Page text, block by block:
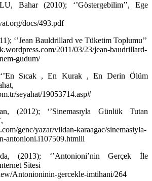
Bahar (2010); ‘’Göstergebilim’’, Ege
docs/493.pdf
‘’Jean Bauldrillard ve Tüketim Toplumu’’
2011/03/23/jean-baudrillard-
gudum/
Sıcak , En Kurak , En Derin Ölüm
seyahat/19053714.asp#
(2012); ‘’Sinemasıyla Günlük Tutan
genc/yazar/vildan-karaagac/sinemasiyla-
antonioni.i107509.htmlll
(2013); ‘’Antonioni’nin Gerçek İle
Sitesi
Antonioninin-gercekle-imtihani/264